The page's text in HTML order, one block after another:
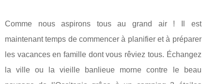
Comme nous aspirons tous au grand air ! Il est
maintenant temps de commencer à planifier et à préparer
les vacances en famille dont vous rêviez tous. Échangez
la ville ou la vieille banlieue morne contre le beau